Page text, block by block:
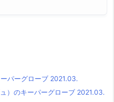
パーグローブ 2021.03.
）のキーパーグローブ 2021.03.